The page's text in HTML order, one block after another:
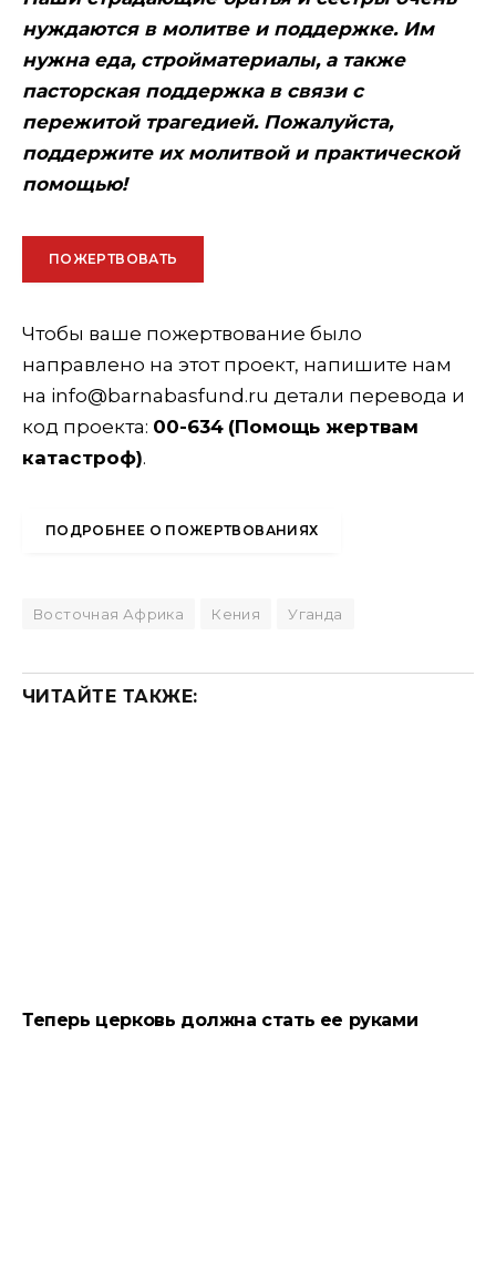
нуждаются в молитве и поддержке. Им
нужна еда, стройматериалы, а также
пасторская поддержка в связи с
пережитой трагедией. Пожалуйста,
поддержите их молитвой и практической
помощью!
ПОЖЕРТВОВАТЬ
Чтобы ваше пожертвование было
направлено на этот проект, напишите нам
на info@barnabasfund.ru детали перевода и
код проекта: 00-634 (Помощь жертвам
катастроф).
ПОДРОБНЕЕ О ПОЖЕРТВОВАНИЯХ
Восточная Африка Кения Уганда
ЧИТАЙТЕ ТАКЖЕ:
Теперь церковь должна стать ее руками